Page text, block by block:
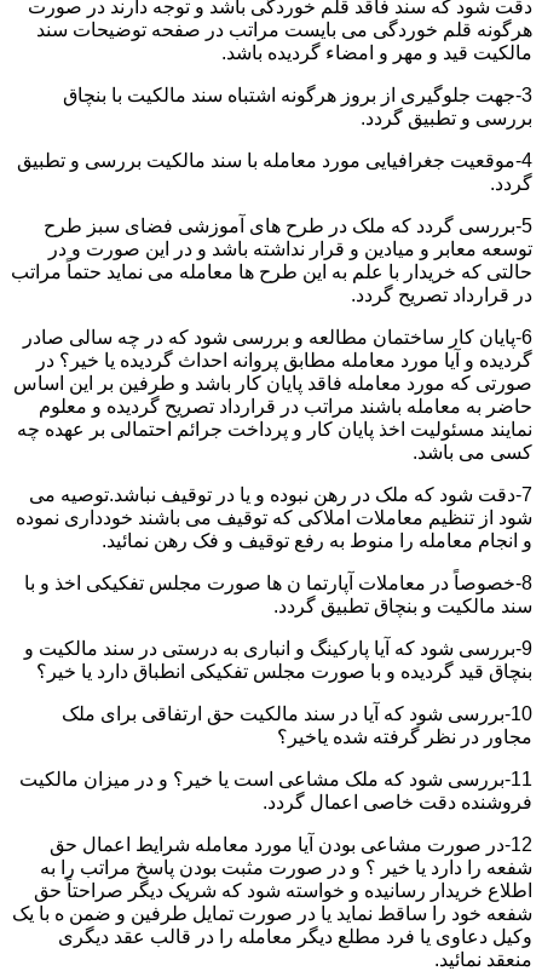
دقت شود که سند فاقد قلم خوردگی باشد و توجه دارند در صورت
هرگونه قلم خوردگی می بایست مراتب در صفحه توضیحات سند
مالکیت قید و مهر و امضاء گردیده باشد.
3-جهت جلوگیری از بروز هرگونه اشتباه سند مالکیت با بنچاق
بررسی و تطبیق گردد.
4-موقعیت جغرافیایی مورد معامله با سند مالکیت بررسی و تطبیق
گردد.
5-بررسی گردد که ملک در طرح های آموزشی فضای سبز طرح
توسعه معابر و میادین و قرار نداشته باشد و در این صورت و در
حالتی که خریدار با علم به این طرح ها معامله می نماید حتماً مراتب
در قرارداد تصریح گردد.
6-پایان کار ساختمان مطالعه و بررسی شود که در چه سالی صادر
گردیده و آیا مورد معامله مطابق پروانه احداث گردیده یا خیر؟ در
صورتی که مورد معامله فاقد پایان کار باشد و طرفین بر این اساس
حاضر به معامله باشند مراتب در قرارداد تصریح گردیده و معلوم
نمایند مسئولیت اخذ پایان کار و پرداخت جرائم احتمالی بر عهده چه
کسی می باشد.
7-دقت شود که ملک در رهن نبوده و یا در توقیف نباشد.توصیه می
شود از تنظیم معاملات املاکی که توقیف می باشند خودداری نموده
و انجام معامله را منوط به رفع توقیف و فک رهن نمائید.
8-خصوصاً در معاملات آپارتما ن ها صورت مجلس تفکیکی اخذ و با
سند مالکیت و بنچاق تطبیق گردد.
9-بررسی شود که آیا پارکینگ و انباری به درستی در سند مالکیت و
بنچاق قید گردیده و با صورت مجلس تفکیکی انطباق دارد یا خیر؟
10-بررسی شود که آیا در سند مالکیت حق ارتفاقی برای ملک
مجاور در نظر گرفته شده یاخیر؟
11-بررسی شود که ملک مشاعی است یا خیر؟ و در میزان مالکیت
فروشنده دقت خاصی اعمال گردد.
12-در صورت مشاعی بودن آیا مورد معامله شرایط اعمال حق
شفعه را دارد یا خیر ؟ و در صورت مثبت بودن پاسخ مراتب را به
اطلاع خریدار رسانیده و خواسته شود که شریک دیگر صراحتاً حق
شفعه خود را ساقط نماید یا در صورت تمایل طرفین و ضمن ه با یک
وکیل دعاوی یا فرد مطلع دیگر معامله را در قالب عقد دیگری
منعقد نمائید.